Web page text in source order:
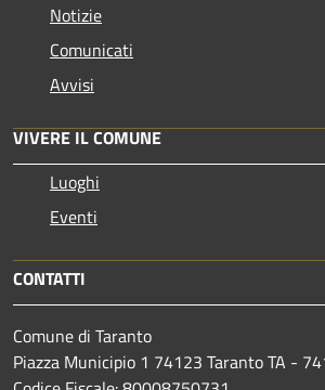
Notizie
Comunicati
Avvisi
VIVERE IL COMUNE
Luoghi
Eventi
CONTATTI
Comune di Taranto
Piazza Municipio 1 74123 Taranto TA -